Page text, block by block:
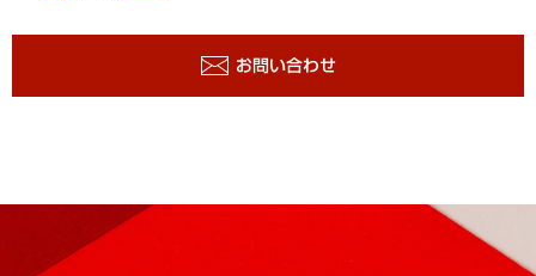
お問い合わせ